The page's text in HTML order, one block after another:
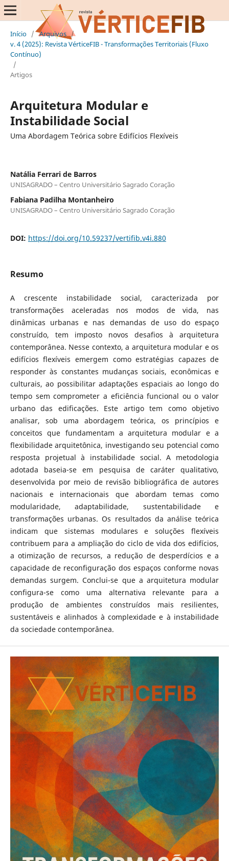
Início / Arquivos /
v. 4 (2025): Revista VérticeFIB - Transformações Territoriais (Fluxo
Contínuo)
/
Artigos
Arquitetura Modular e
Instabilidade Social
Uma Abordagem Teórica sobre Edifícios Flexíveis
Natália Ferrari de Barros
UNISAGRADO – Centro Universitário Sagrado Coração
Fabiana Padilha Montanheiro
UNISAGRADO – Centro Universitário Sagrado Coração
DOI: https://doi.org/10.59237/vertifib.v4i.880
Resumo
A crescente instabilidade social, caracterizada por
transformações aceleradas nos modos de vida, nas
dinâmicas urbanas e nas demandas de uso do espaço
construído, tem imposto novos desafios à arquitetura
contemporânea. Nesse contexto, a arquitetura modular e os
edifícios flexíveis emergem como estratégias capazes de
responder às constantes mudanças sociais, econômicas e
culturais, ao possibilitar adaptações espaciais ao longo do
tempo sem comprometer a eficiência funcional ou o valor
urbano das edificações. Este artigo tem como objetivo
analisar, sob uma abordagem teórica, os princípios e
conceitos que fundamentam a arquitetura modular e a
flexibilidade arquitetônica, investigando seu potencial como
resposta projetual à instabilidade social. A metodologia
adotada baseia-se em pesquisa de caráter qualitativo,
desenvolvida por meio de revisão bibliográfica de autores
nacionais e internacionais que abordam temas como
modularidade, adaptabilidade, sustentabilidade e
transformações urbanas. Os resultados da análise teórica
indicam que sistemas modulares e soluções flexíveis
contribuem para a ampliação do ciclo de vida dos edifícios,
a otimização de recursos, a redução de desperdícios e a
capacidade de reconfiguração dos espaços conforme novas
demandas surgem. Conclui-se que a arquitetura modular
configura-se como uma alternativa relevante para a
produção de ambientes construídos mais resilientes,
sustentáveis e alinhados à complexidade e à instabilidade
da sociedade contemporânea.